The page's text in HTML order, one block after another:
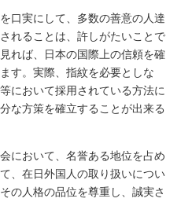
口実にして、多数の善意の人達
れることは、許しがたいことで
れば、日本の国際上の信頼を確
す。実際、指紋を必要としな
において採用されている方法に
な方策を確立することが出来る
において、名誉ある地位を占め
、在日外国人の取り扱いについ
の人格の品位を尊重し、誠実さ